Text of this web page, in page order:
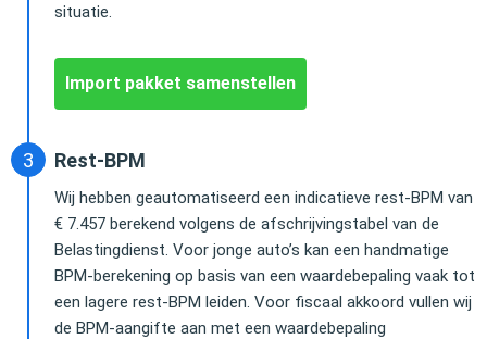
situatie.
Import pakket samenstellen
Rest-BPM
Wij hebben geautomatiseerd een indicatieve rest-BPM van
€ 7.457 berekend volgens de afschrijvingstabel van de
Belastingdienst. Voor jonge auto’s kan een handmatige
BPM-berekening op basis van een waardebepaling vaak tot
een lagere rest-BPM leiden. Voor fiscaal akkoord vullen wij
de BPM-aangifte aan met een waardebepaling